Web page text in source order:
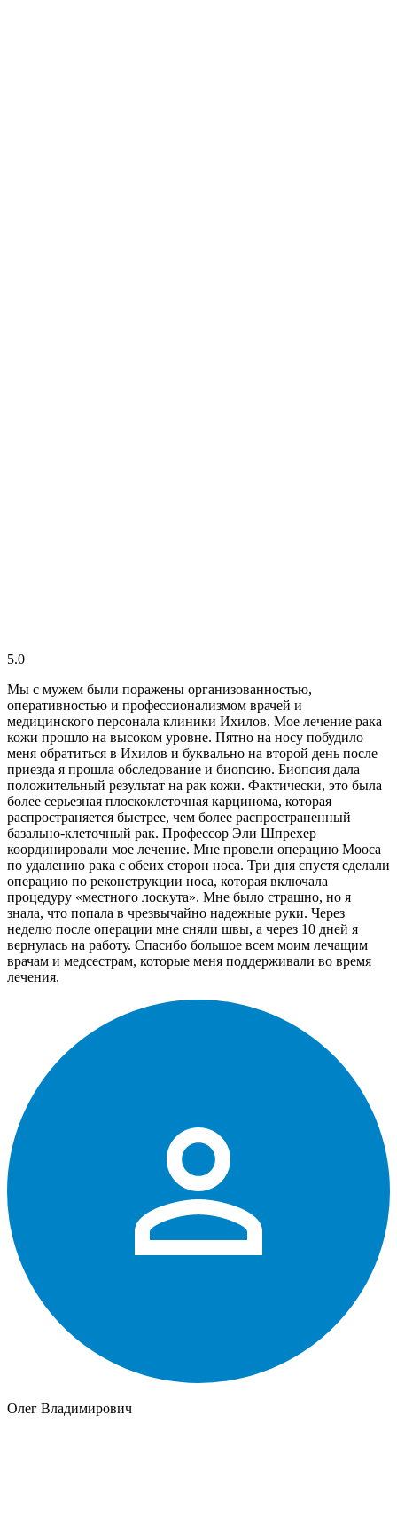
5.0
Мы с мужем были поражены организованностью,
оперативностью и профессионализмом врачей и
медицинского персонала клиники Ихилов. Мое лечение рака
кожи прошло на высоком уровне. Пятно на носу побудило
меня обратиться в Ихилов и буквально на второй день после
приезда я прошла обследование и биопсию. Биопсия дала
положительный результат на рак кожи. Фактически, это была
более серьезная плоскоклеточная карцинома, которая
распространяется быстрее, чем более распространенный
базально-клеточный рак. Профессор Эли Шпрехер
координировали мое лечение. Мне провели операцию Мооса
по удалению рака с обеих сторон носа. Три дня спустя сделали
операцию по реконструкции носа, которая включала
процедуру «местного лоскута». Мне было страшно, но я
знала, что попала в чрезвычайно надежные руки. Через
неделю после операции мне сняли швы, а через 10 дней я
вернулась на работу. Спасибо большое всем моим лечащим
врачам и медсестрам, которые меня поддерживали во время
лечения.
Олег Владимирович